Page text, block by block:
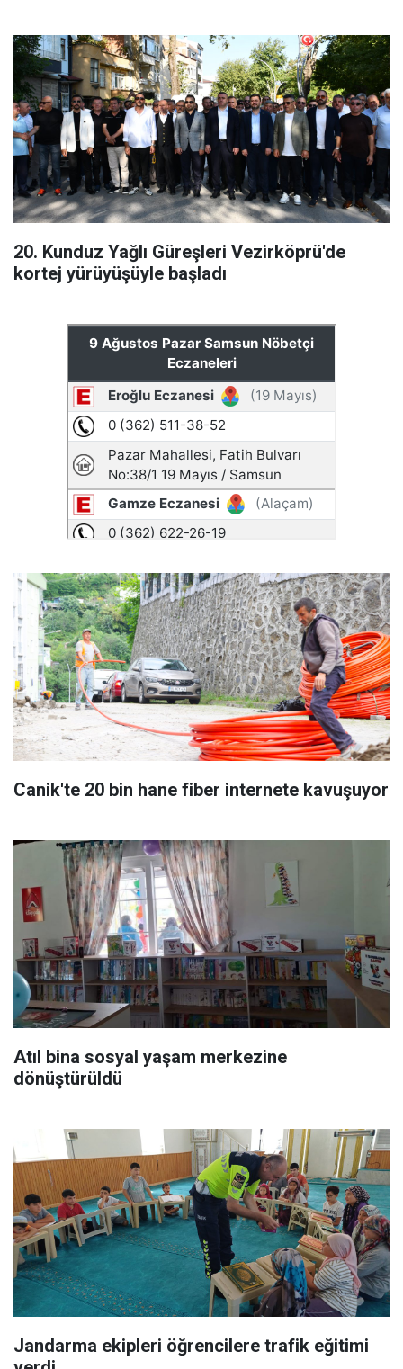
20. Kunduz Yağlı Güreşleri Vezirköprü'de
kortej yürüyüşüyle başladı
Canik'te 20 bin hane fiber internete kavuşuyor
Atıl bina sosyal yaşam merkezine
dönüştürüldü
Jandarma ekipleri öğrencilere trafik eğitimi